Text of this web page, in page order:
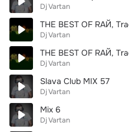
Dj Vartan
THE BEST OF RАЙ,
Dj Vartan
THE BEST OF RАЙ,
Dj Vartan
Slava Club MIX 57
Dj Vartan
Mix 6
Dj Vartan